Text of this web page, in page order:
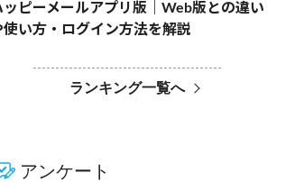
ッピーメールアプリ版｜Web版との違い
使い方・ログイン方法を解説
ランキング一覧へ
アンケート